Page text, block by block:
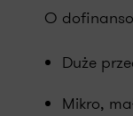
O
Duże
Mikro,